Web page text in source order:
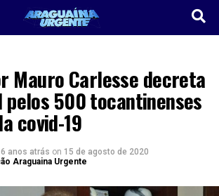
Mauro Carlesse decreta
500 tocantinenses
covid-19
6 anos atrás on 15 de agosto de 2020
Araguaina Urgente